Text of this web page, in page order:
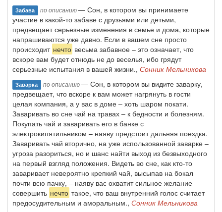
Забава по описанию— Сон, в котором вы принимаете
участие в какой-то забаве с друзьями или детьми,
предвещает серьезные изменения в семье и дома, которые
напрашиваются уже давно. Если в вашем сне просто
происходит нечто весьма забавное – это означает, что
вскоре вам будет отнюдь не до веселья, ибо грядут
серьезные испытания в вашей жизни., Сонник Мельникова
Заварка по описанию— Сон, в котором вы видите заварку,
предвещает, что вскоре к вам может нагрянуть в гости
целая компания, а у вас в доме – хоть шаром покати.
Заваривать во сне чай на травах – к бедности и болезням.
Покупать чай и заваривать его в банке с
электрокипятильником – наяву предстоит дальняя поездка.
Заваривать чай вторично, на уже использованной заварке –
угроза разориться, но и шанс найти выход из безвыходного
на первый взгляд положения. Видеть во сне, как кто-то
заваривает невероятно крепкий чай, высыпав на бокал
почти всю пачку, – наяву вас охватит сильное желание
совершить нечто такое, что ваш внутренний голос считает
предосудительным и аморальным., Сонник Мельникова